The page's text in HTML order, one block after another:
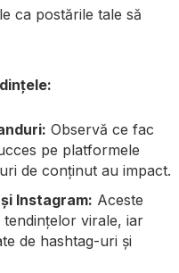
ca postările tale să
Observă ce fac
pe platformele
de conținut au impact.
Instagram: Aceste
virale, iar
de hashtag-uri și